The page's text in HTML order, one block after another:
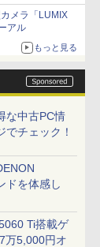
メラ「LUMIX
アル
もっと見る
な中古PC情
でチェック！
ドを体感し
Ti搭載ゲ
万5,000円オ